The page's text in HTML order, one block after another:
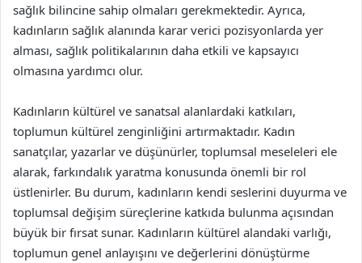
sağlık bilincine sahip olmaları gerekmektedir. Ayrıca,
kadınların sağlık alanında karar verici pozisyonlarda yer
alması, sağlık politikalarının daha etkili ve kapsayıcı
olmasına yardımcı olur.
Kadınların kültürel ve sanatsal alanlardaki katkıları,
toplumun kültürel zenginliğini artırmaktadır. Kadın
sanatçılar, yazarlar ve düşünürler, toplumsal meseleleri ele
alarak, farkındalık yaratma konusunda önemli bir rol
üstlenirler. Bu durum, kadınların kendi seslerini duyurma ve
toplumsal değişim süreçlerine katkıda bulunma açısından
büyük bir fırsat sunar. Kadınların kültürel alandaki varlığı,
toplumun genel anlayışını ve değerlerini dönüştürme